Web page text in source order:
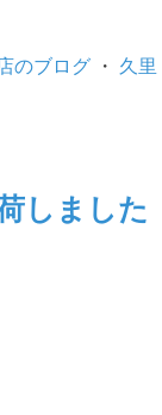
のブログ ・ 久里
しました